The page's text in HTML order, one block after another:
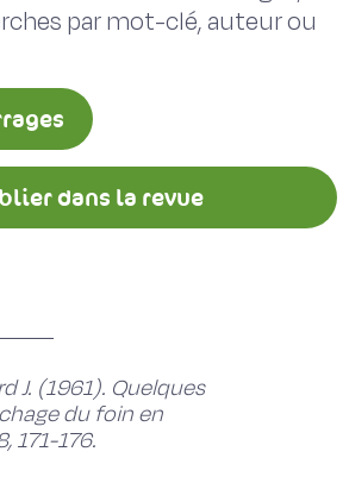
par mot-clé, auteur ou
dans la revue
J. (1961). Quelques
du foin en
171-176.